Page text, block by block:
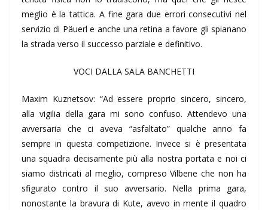
meglio è la tattica. A fine gara due errori consecutivi nel
servizio di Päuerl e anche una retina a favore gli spianano
la strada verso il successo parziale e definitivo.
VOCI DALLA SALA BANCHETTI
Maxim Kuznetsov: “Ad essere proprio sincero, sincero,
alla vigilia della gara mi sono confuso. Attendevo una
avversaria che ci aveva “asfaltato” qualche anno fa
sempre in questa competizione. Invece si è presentata
una squadra decisamente più alla nostra portata e noi ci
siamo districati al meglio, compreso Vilbene che non ha
sfigurato contro il suo avversario. Nella prima gara,
nonostante la bravura di Kute, avevo in mente il quadro